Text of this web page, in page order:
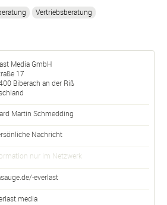
Vertriebsberatung
Media GmbH
17
Biberach an der Riß
Martin Schmedding
Nachricht
nur im Netzwerk
everlast